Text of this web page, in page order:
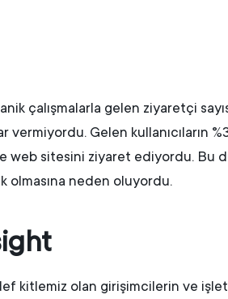
çalışmalarla gelen ziyaretçi
vermiyordu. Gelen kullanıcıların
web sitesini ziyaret ediyordu. Bu
olmasına neden oluyordu.
kitlemiz olan girişimcilerin ve